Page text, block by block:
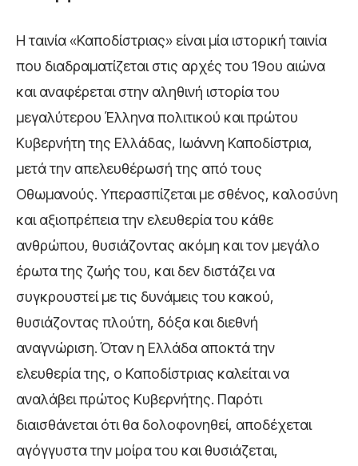
Η ταινία «Καποδίστριας» είναι μία ιστορική ταινία
που διαδραματίζεται στις αρχές του 19ου αιώνα
και αναφέρεται στην αληθινή ιστορία του
μεγαλύτερου Έλληνα πολιτικού και πρώτου
Κυβερνήτη της Ελλάδας, Ιωάννη Καποδίστρια,
μετά την απελευθέρωσή της από τους
Οθωμανούς. Υπερασπίζεται με σθένος, καλοσύνη
και αξιοπρέπεια την ελευθερία του κάθε
ανθρώπου, θυσιάζοντας ακόμη και τον μεγάλο
έρωτα της ζωής του, και δεν διστάζει να
συγκρουστεί με τις δυνάμεις του κακού,
θυσιάζοντας πλούτη, δόξα και διεθνή
αναγνώριση. Όταν η Ελλάδα αποκτά την
ελευθερία της, ο Καποδίστριας καλείται να
αναλάβει πρώτος Κυβερνήτης. Παρότι
διαισθάνεται ότι θα δολοφονηθεί, αποδέχεται
αγόγγυστα την μοίρα του και θυσιάζεται,